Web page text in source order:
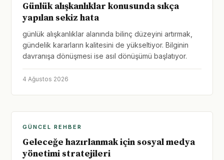
Günlük alışkanlıklar konusunda sıkça
yapılan sekiz hata
günlük alışkanlıklar alanında bilinç düzeyini artırmak,
gündelik kararların kalitesini de yükseltiyor. Bilginin
davranışa dönüşmesi ise asıl dönüşümü başlatıyor.
4 Ağustos 2026
GÜNCEL REHBER
Geleceğe hazırlanmak için sosyal medya
yönetimi stratejileri